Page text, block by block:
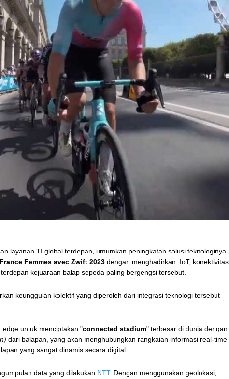
layanan TI global terdepan, umumkan peningkatan solusi teknologinya
Femmes avec Zwift 2023 dengan menghadirkan IoT, konektivitas
kejuaraan balap sepeda paling bergengsi tersebut.
keunggulan kolektif yang diperoleh dari integrasi teknologi tersebut
untuk menciptakan "connected stadium" terbesar di dunia dengan
dari balapan, yang akan menghubungkan rangkaian informasi real-time
yang sangat dinamis secara digital.
data yang dilakukan NTT. Dengan menggunakan geolokasi,